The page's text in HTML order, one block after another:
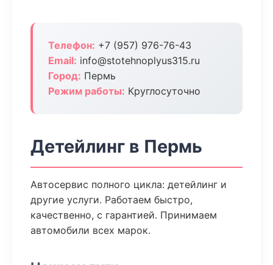
Телефон: +7 (957) 976-76-43
Email: info@stotehnoplyus315.ru
Город: Пермь
Режим работы: Круглосуточно
Детейлинг в Пермь
Автосервис полного цикла: детейлинг и
другие услуги. Работаем быстро,
качественно, с гарантией. Принимаем
автомобили всех марок.